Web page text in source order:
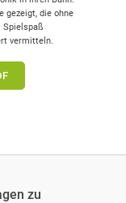
gezeigt, die ohne
Spielspaß
vermitteln.
zu